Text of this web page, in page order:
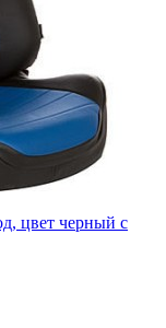
цвет черный с